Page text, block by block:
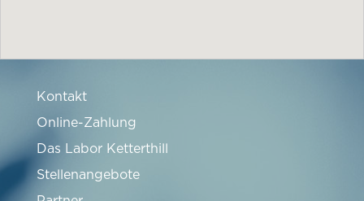
Kontakt
Online-Zahlung
Das Labor Ketterthill
Stellenangebote